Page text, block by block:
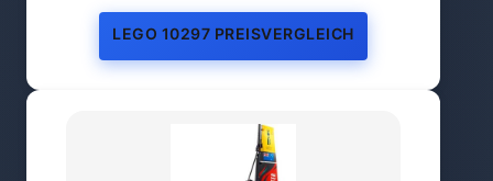
LEGO 10297 PREISVERGLEICH